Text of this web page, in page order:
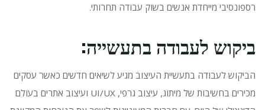
רספונסיבי מייחדת אנשים בשוק עבודה תחרותי.
ביקוש לעבודה בתעשייה:
הביקוש לעבודה בתעשיית העיצוב מגיע לשיאים חדשים כאשר עסקים
מכירים בחשיבות של מיתוג, עיצוב גרפי, UI/UX ועיצוב אתרים בעולם